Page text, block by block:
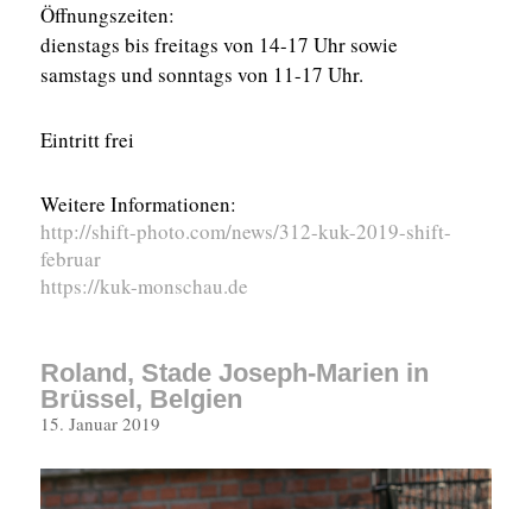
Öffnungszeiten:
dienstags bis freitags von 14-17 Uhr sowie
samstags und sonntags von 11-17 Uhr.
Eintritt frei
Weitere Informationen:
http://shift-photo.com/news/312-kuk-2019-shift-
februar
https://kuk-monschau.de
Roland, Stade Joseph-Marien in
Brüssel, Belgien
Veröffentlicht
15. Januar 2019